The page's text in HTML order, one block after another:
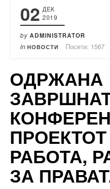
02 ДЕК
2019
by ADMINISTRATOR
in НОВОСТИ Посети: 1567
ОДРЖАНА
РАБОТА,
ЗА